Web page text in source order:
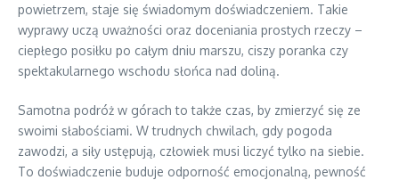
powietrzem, staje się świadomym doświadczeniem. Takie
wyprawy uczą uważności oraz doceniania prostych rzeczy –
ciepłego posiłku po całym dniu marszu, ciszy poranka czy
spektakularnego wschodu słońca nad doliną.
Samotna podróż w górach to także czas, by zmierzyć się ze
swoimi słabościami. W trudnych chwilach, gdy pogoda
zawodzi, a siły ustępują, człowiek musi liczyć tylko na siebie.
To doświadczenie buduje odporność emocjonalną, pewność